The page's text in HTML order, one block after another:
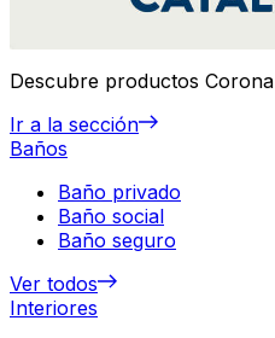
Descubre productos
Ir a la sección
Baños
Baño privado
Baño social
Baño seguro
Ver todos
Interiores